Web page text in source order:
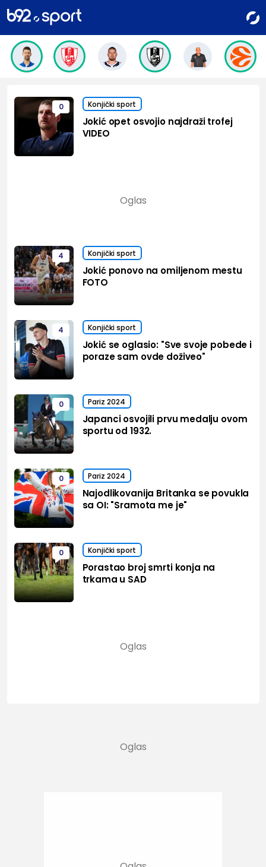
0 Konjički sport
Jokić opet osvojio najdraži trofej
VIDEO
4 Konjički sport
Jokić ponovo na omiljenom mestu
FOTO
4 Konjički sport
Jokić se oglasio: "Sve svoje pobede i
poraze sam ovde doživeo"
0 Pariz 2024
Japanci osvojili prvu medalju ovom
sportu od 1932.
0 Pariz 2024
Najodlikovanija Britanka se povukla
sa OI: "Sramota me je"
0 Konjički sport
Porastao broj smrti konja na
trkama u SAD